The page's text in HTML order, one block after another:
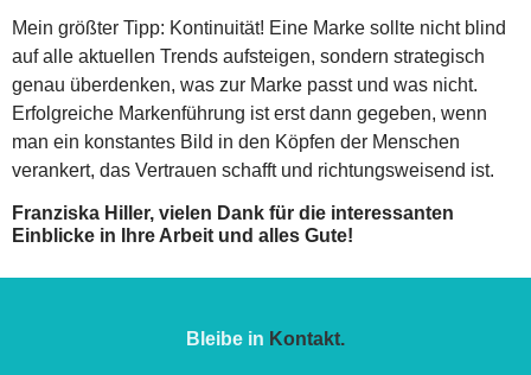
Mein größter Tipp: Kontinuität! Eine Marke sollte nicht blind
auf alle aktuellen Trends aufsteigen, sondern strategisch
genau überdenken, was zur Marke passt und was nicht.
Erfolgreiche Markenführung ist erst dann gegeben, wenn
man ein konstantes Bild in den Köpfen der Menschen
verankert, das Vertrauen schafft und richtungsweisend ist.
Franziska Hiller, vielen Dank für die interessanten
Einblicke in Ihre Arbeit und alles Gute!
Bleibe in Kontakt.